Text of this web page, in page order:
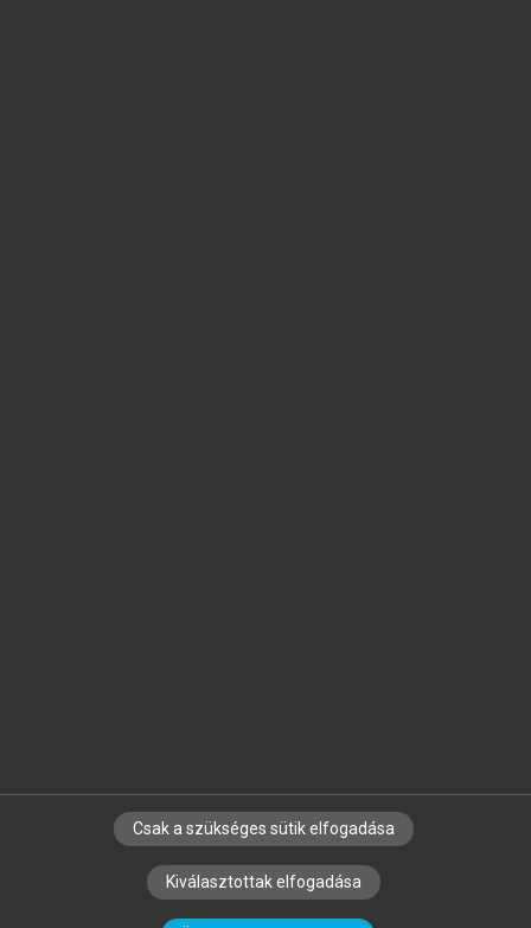
SZERZŐKNEK CÉGEKNEK KÖNYVTÁROSOKNAK
SZERKESZTÉSI ÉS LEKTORÁLÁSI ALAPELVEK
Csak a szükséges sütik elfogadása
Kiválasztottak elfogadása